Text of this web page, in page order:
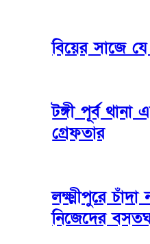
বিয়ের সাজে
টঙ্গী পূর্ব
গ্রেফতার
লক্ষ্মীপুরে
নিজেদের